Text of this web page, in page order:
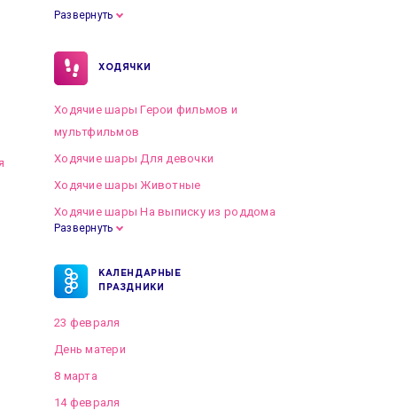
Развернуть
ХОДЯЧКИ
Ходячие шары Герои фильмов и
мультфильмов
Ходячие шары Для девочки
Ходячие шары Животные
Ходячие шары На выписку из роддома
Развернуть
КАЛЕНДАРНЫЕ
ПРАЗДНИКИ
23 февраля
День матери
8 марта
14 февраля